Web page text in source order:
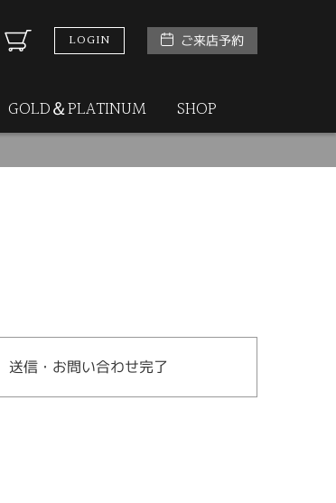
LOGIN ご来店予約
GOLD＆PLATINUM SHOP
送信・お問い合わせ完了